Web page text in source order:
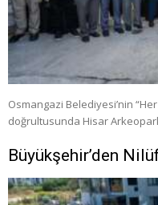
Osmangazi Belediyesi’nin
doğrultusunda Hisar
Büyükşehir’den